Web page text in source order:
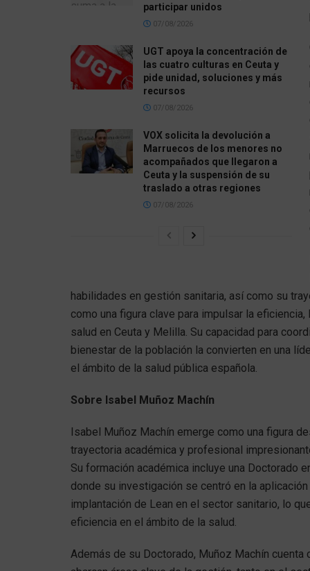
participar unidos
07/08/2026
UGT apoya la concentración de
las cuatro culturas en Ceuta y
pide unidad, soluciones y más
recursos
07/08/2026
VOX solicita la devolución a
Marruecos de los menores no
acompañados que llegaron a
Ceuta y la suspensión de su
traslado a otras regiones
07/08/2026
habilidades en gestión sanitaria, así como su
como una figura clave para impulsar la
salud en Ceuta y Melilla. Su capacidad para
bienestar de la población la convierten en una
el ámbito de la salud pública española.
Sobre Isabel Muñoz Machín
Isabel Muñoz Machín emerge como una figura
trayectoria académica y profesional
Su formación académica incluye una Doctorado
donde su investigación se centró en la
implantación de Lean en el sector sanitario, lo
eficiencia en el ámbito de la salud.
Además de su Doctorado, Muñoz Machín